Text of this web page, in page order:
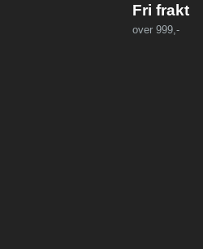
Fri frakt
over 999,-